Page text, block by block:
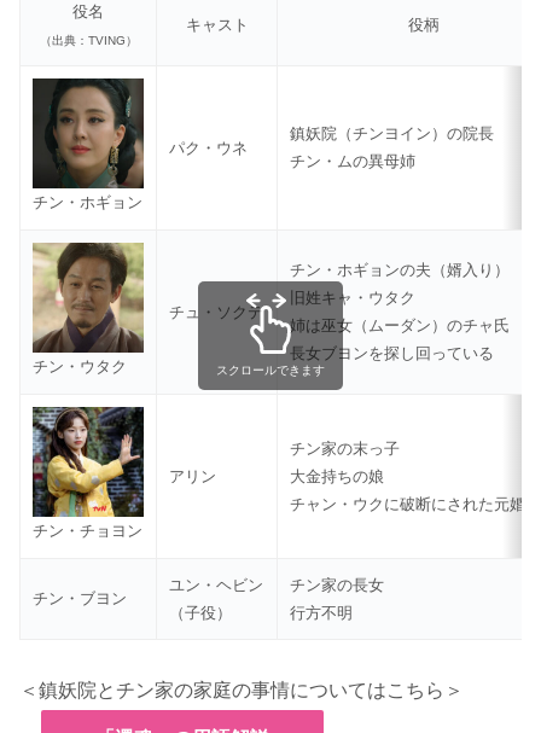
役名
（出典：TVING）
キャスト 役柄
チン・ホギョン
パク・ウネ
鎮妖院（チンヨイン）の院長
チン・ムの異母姉
チン・ウタク
チュ・ソクテ
チン・ホギョンの夫（婿入り）
旧姓キャ・ウタク
姉は巫女（ムーダン）のチャ氏
長女ブヨンを探し回っている
チン・チョヨン
アリン
チン家の末っ子
大金持ちの娘
チャン・ウクに破断にされた元婚
チン・ブヨン
ユン・ヘビン
（子役）
チン家の長女
行方不明
スクロールできます
＜鎮妖院とチン家の家庭の事情についてはこちら＞